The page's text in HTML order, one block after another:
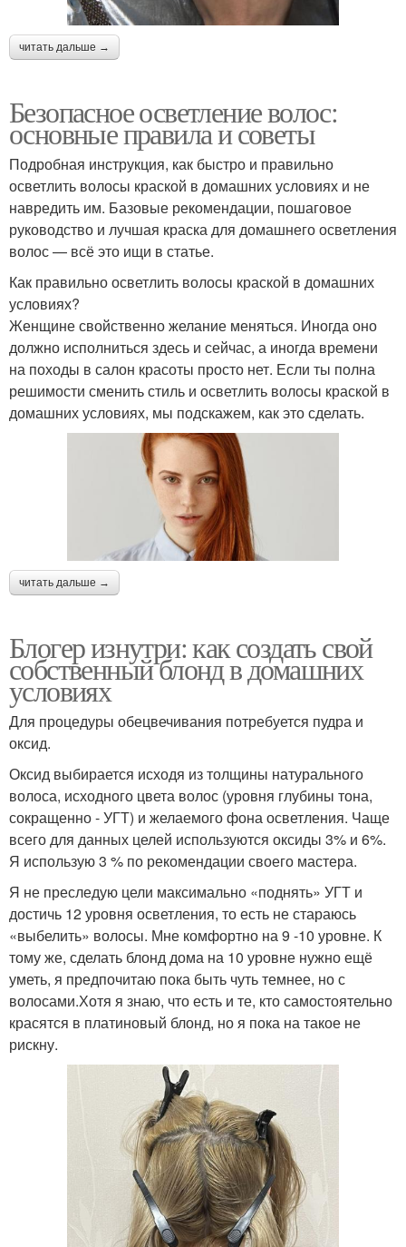
читать дальше →
Безопасное осветление волос:
основные правила и советы
Подробная инструкция, как быстро и правильно
осветлить волосы краской в домашних условиях и не
навредить им. Базовые рекомендации, пошаговое
руководство и лучшая краска для домашнего осветления
волос — всё это ищи в статье.
Как правильно осветлить волосы краской в домашних
условиях?
Женщине свойственно желание меняться. Иногда оно
должно исполниться здесь и сейчас, а иногда времени
на походы в салон красоты просто нет. Если ты полна
решимости сменить стиль и осветлить волосы краской в
домашних условиях, мы подскажем, как это сделать.
читать дальше →
Блогер изнутри: как создать свой
собственный блонд в домашних
условиях
Для процедуры обецвечивания потребуется пудра и
оксид.
Оксид выбирается исходя из толщины натурального
волоса, исходного цвета волос (уровня глубины тона,
сокращенно - УГТ) и желаемого фона осветления. Чаще
всего для данных целей используются оксиды 3% и 6%.
Я использую 3 % по рекомендации своего мастера.
Я не преследую цели максимально «поднять» УГТ и
достичь 12 уровня осветления, то есть не стараюсь
«выбелить» волосы. Мне комфортно на 9 -10 уровне. К
тому же, сделать блонд дома на 10 уровне нужно ещё
уметь, я предпочитаю пока быть чуть темнее, но с
волосами.Хотя я знаю, что есть и те, кто самостоятельно
красятся в платиновый блонд, но я пока на такое не
рискну.